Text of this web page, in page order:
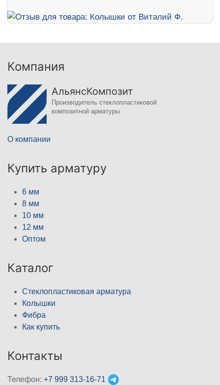
Компания
АльянсКомпозит
Производитель стеклопластиковой
композитной арматуры
О компании
Купить арматуру
6 мм
8 мм
10 мм
12 мм
Оптом
Каталог
Стеклопластиковая арматура
Колышки
Фибра
Как купить
Контакты
Телефон: +7 999 313-16-71